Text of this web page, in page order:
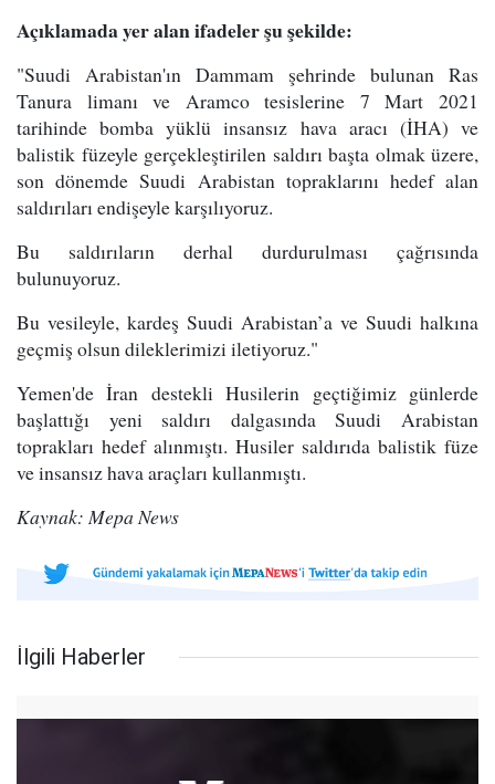
Açıklamada yer alan ifadeler şu şekilde:
"Suudi Arabistan'ın Dammam şehrinde bulunan Ras
Tanura limanı ve Aramco tesislerine 7 Mart 2021
tarihinde bomba yüklü insansız hava aracı (İHA) ve
balistik füzeyle gerçekleştirilen saldırı başta olmak üzere,
son dönemde Suudi Arabistan topraklarını hedef alan
saldırıları endişeyle karşılıyoruz.
Bu saldırıların derhal durdurulması çağrısında
bulunuyoruz.
Bu vesileyle, kardeş Suudi Arabistan’a ve Suudi halkına
geçmiş olsun dileklerimizi iletiyoruz."
Yemen'de İran destekli Husilerin geçtiğimiz günlerde
başlattığı yeni saldırı dalgasında Suudi Arabistan
toprakları hedef alınmıştı. Husiler saldırıda balistik füze
ve insansız hava araçları kullanmıştı.
Kaynak: Mepa News
İlgili Haberler